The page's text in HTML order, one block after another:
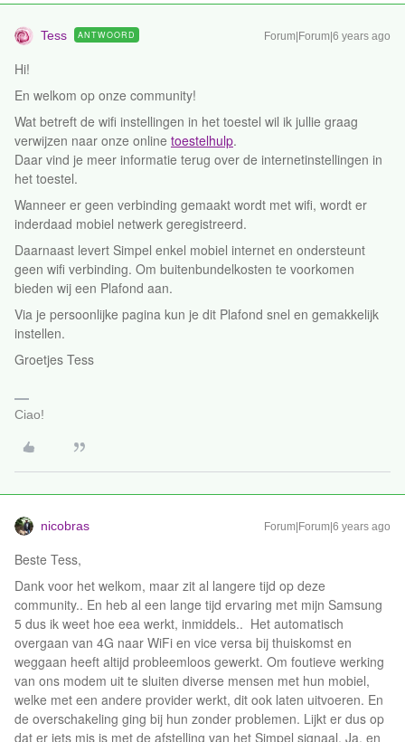
Tess ANTWOORD Forum|Forum|6 years ago
Hi!
En welkom op onze community!
Wat betreft de wifi instellingen in het toestel wil ik jullie graag
verwijzen naar onze online toestelhulp.
Daar vind je meer informatie terug over de internetinstellingen in
het toestel.
Wanneer er geen verbinding gemaakt wordt met wifi, wordt er
inderdaad mobiel netwerk geregistreerd.
Daarnaast levert Simpel enkel mobiel internet en ondersteunt
geen wifi verbinding. Om buitenbundelkosten te voorkomen
bieden wij een Plafond aan.
Via je persoonlijke pagina kun je dit Plafond snel en gemakkelijk
instellen.
Groetjes Tess
Ciao!
nicobras Forum|Forum|6 years ago
Beste Tess,
Dank voor het welkom, maar zit al langere tijd op deze
community.. En heb al een lange tijd ervaring met mijn Samsung
5 dus ik weet hoe eea werkt, inmiddels.. Het automatisch
overgaan van 4G naar WiFi en vice versa bij thuiskomst en
weggaan heeft altijd probleemloos gewerkt. Om foutieve werking
van ons modem uit te sluiten diverse mensen met hun mobiel,
welke met een andere provider werkt, dit ook laten uitvoeren. En
de overschakeling ging bij hun zonder problemen. Lijkt er dus op
dat er iets mis is met de afstelling van het Simpel signaal. Ja, en